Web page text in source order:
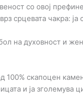
со овој
срцевата чакра:
на духовност и
100% скапоцен
и ја зголемува